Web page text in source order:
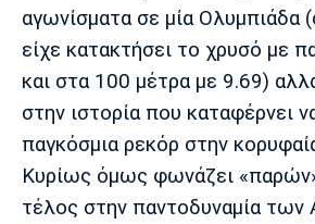
Πόρτο
αγωνίσματα σε μία Ολυμπιάδα
είχε κατακτήσει το χρυσό με
και στα 100 μέτρα με 9.69)
στην ιστορία που καταφέρνει
παγκόσμια ρεκόρ στην
Κυρίως όμως φωνάζει
τέλος στην παντοδυναμία των